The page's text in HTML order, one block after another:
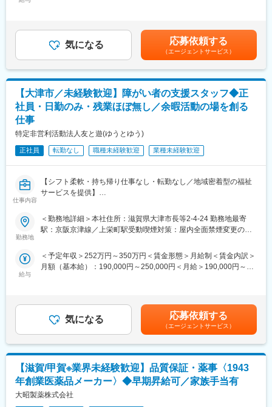
最新のIoT技術に注力しており、これまで人の手でアナログに行わ
れていた薬剤管理を、全自動で管理、調整、計測、分包まで対応
可能にしました。当社の製品やシステムが、24時間止めてはなら
ない医療現場の安心安全や、医療従事者の負担軽減に大きく貢献
しています。
◆高いシェアを持つ製品：
調剤というニッチな分野で、業界トップクラスのシェアを誇る製
品が多数あります。寡占市場だからこそ、競合製品を使っている
す。
変更の範囲：会社の定める業務
・社内基幹システムや業務アプリケーションの設計、開発、運
用、保守
・PHP、CAKE PHP、Python、Html、Linux等を用いたプログラ
グ、業務フローや課題の整理、要件定義
・システム導入・運用後の効果検証および改善提案
・ITインフラ（ネットワーク・サーバー・セキュリティ等）の維
・若手エンジニアの育成やOJT指導、技術的なサポート
■業務の魅力
す。自身の提案や行動が会社全体の成長に直結します。
同社は、医療用画像診断装置の中核部品「シンチレータ」の製造
において、世界トップクラスの技術を持つ企業です。高品質な画
像を少ないX線量で提供する技術により、医療現場の負担軽減に大
安定した事業基盤のもと、ITによる業務変革・効率化に積極的に
取り組む成長企業です。
算賞与：会社の業績に応じ支給する場合あり賃金はあくまでも目
安の金額であり、選考を通じて上下する可能性があります。月給
(月額)は固定手当を含めた表記です。
気になる 応募依頼する
（エージェントサービス）
【大津市／未経験歓迎】障がい者の支援スタッフ◆正
社員・日勤のみ・残業ほぼ無し／余暇活動の場を創る
仕事
特定非営利活動法人友と遊(ゆうとゆう)
正社員 転勤なし 職種未経験歓迎 業種未経験歓迎
仕事内容
【シフト柔軟・持ち帰り仕事なし・転勤なし／地域密着型の福祉
サービスを提供】
★先輩社員のサポートや定期研修などもあり。未経験でも安心な
環境！
★ご家族のイベント事などに合わせてシフトも柔軟に調整。長期
で就労可能な職場です！
軽い運動などのサポートをお任せします。
■業務について：
◎誰に対して
・主に障がいのある18歳以上の方
※ご家族もご利用になれます
◎提供内容
・余暇活動の支援
勤務地
＜勤務地詳細＞本社住所：滋賀県大津市長等2-4-24 勤務地最寄
駅：京阪京津線／上栄町駅受動喫煙対策：屋内全面禁煙変更の範
給与
＜予定年収＞252万円～350万円＜賃金形態＞月給制＜賃金内訳＞
月額（基本給）：190,000円～250,000円＜月給＞190,000円～
気になる 応募依頼する
（エージェントサービス）
【滋賀/甲賀※業界未経験歓迎】品質保証・薬事〈1943
年創業医薬品メーカー〉◆早期昇給可／家族手当有
大昭製薬株式会社